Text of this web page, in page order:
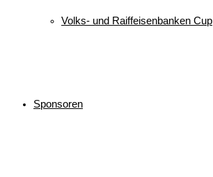
Volks- und Raiffeisenbanken Cup
Sponsoren